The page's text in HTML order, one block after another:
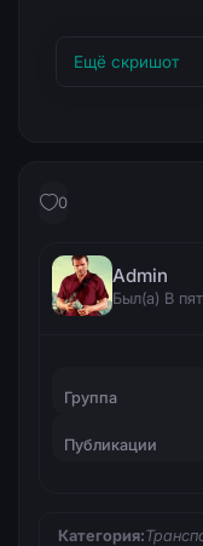
Ещё скришот
0
Admin
Был(а) В
Группа
Публикации
Категория: